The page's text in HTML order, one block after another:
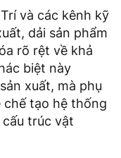
và các kênh kỹ
dải sản phẩm
rõ rệt về khả
biệt này
xuất, mà phụ
tạo hệ thống
trúc vật